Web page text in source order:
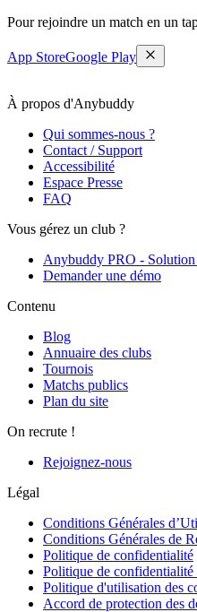
Pour rejoindre un match en un
App StoreGoogle Play
À propos d'Anybuddy
Qui sommes-nous ?
Contact / Support
Accessibilité
Espace Presse
FAQ
Vous gérez un club ?
Anybuddy PRO - Solution
Demander une démo
Contenu
Blog
Annuaire des clubs
Tournois
Matchs publics
Plan du site
On recrute !
Rejoignez-nous
Légal
Conditions Générales
Conditions Générales de
Politique de confidentialité
Politique de
Politique d'utilisation des
Accord de protection des